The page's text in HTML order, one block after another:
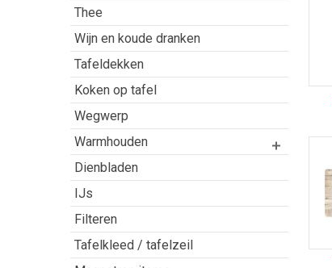
Thee
Wijn en koude dranken
Tafeldekken
Koken op tafel
Wegwerp
Warmhouden
Dienbladen
IJs
Filteren
Tafelkleed / tafelzeil